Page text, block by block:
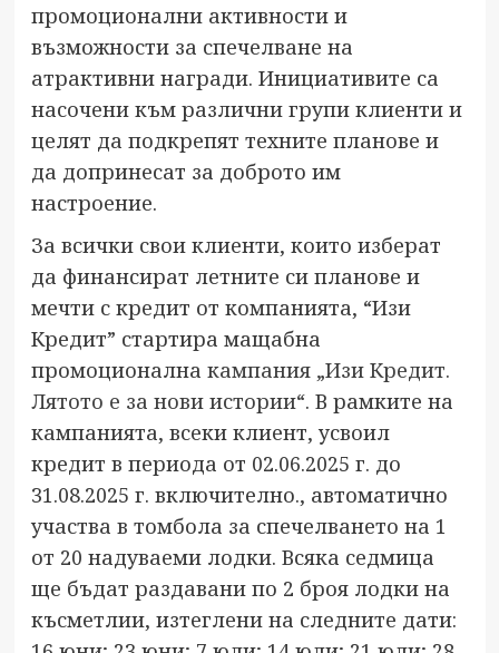
промоционални активности и
възможности за спечелване на
атрактивни награди. Инициативите са
насочени към различни групи клиенти и
целят да подкрепят техните планове и
да допринесат за доброто им
настроение.
За всички свои клиенти, които изберат
да финансират летните си планове и
мечти с кредит от компанията, “Изи
Кредит” стартира мащабна
промоционална кампания „Изи Кредит.
Лятото е за нови истории“. В рамките на
кампанията, всеки клиент, усвоил
кредит в периода от 02.06.2025 г. до
31.08.2025 г. включително., автоматично
участва в томбола за спечелването на 1
от 20 надуваеми лодки. Всяка седмица
ще бъдат раздавани по 2 броя лодки на
късметлии, изтеглени на следните дати: